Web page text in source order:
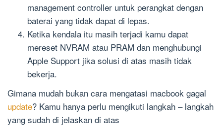
management controller untuk perangkat dengan
baterai yang tidak dapat di lepas.
Ketika kendala itu masih terjadi kamu dapat
mereset NVRAM atau PRAM dan menghubungi
Apple Support jika solusi di atas masih tidak
bekerja.
Gimana mudah bukan cara mengatasi macbook gagal
update? Kamu hanya perlu mengikuti langkah – langkah
yang sudah di jelaskan di atas